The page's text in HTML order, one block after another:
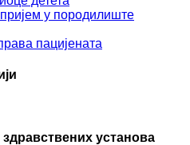
у породилиште
пацијената
здравствених установа